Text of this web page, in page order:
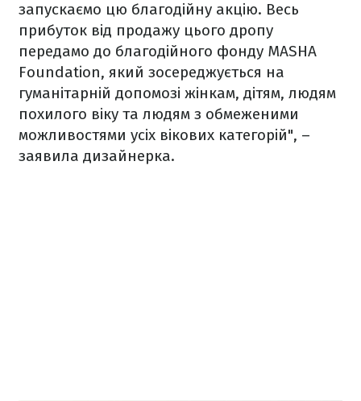
запускаємо цю благодійну акцію. Весь
прибуток від продажу цього дропу
передамо до благодійного фонду MASHA
Foundation, який зосереджується на
гуманітарній допомозі жінкам, дітям, людям
похилого віку та людям з обмеженими
можливостями усіх вікових категорій", –
заявила дизайнерка.